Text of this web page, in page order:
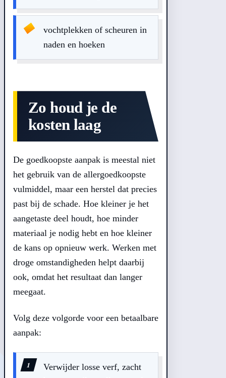
vochtplekken of scheuren in
naden en hoeken
Zo houd je de
kosten laag
De goedkoopste aanpak is meestal niet
het gebruik van de allergoedkoopste
vulmiddel, maar een herstel dat precies
past bij de schade. Hoe kleiner je het
aangetaste deel houdt, hoe minder
materiaal je nodig hebt en hoe kleiner
de kans op opnieuw werk. Werken met
droge omstandigheden helpt daarbij
ook, omdat het resultaat dan langer
meegaat.
Volg deze volgorde voor een betaalbare
aanpak:
Verwijder losse verf, zacht